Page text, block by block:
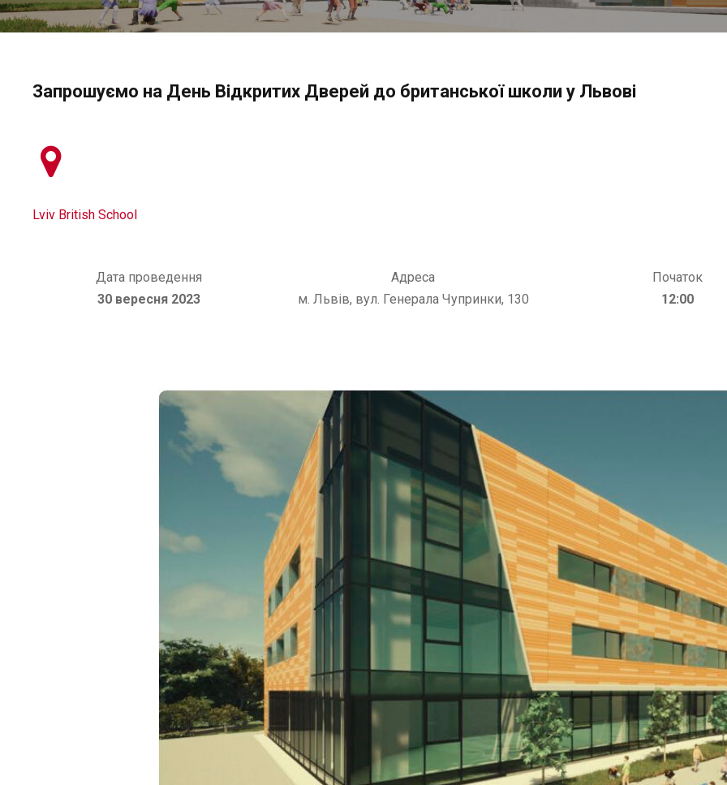
Запрошуємо на День Відкритих Дверей до британської школи у Львові
Lviv British School
Дата проведення
30 вересня 2023
Адреса
м. Львів, вул. Генерала Чупринки, 130
Початок
12:00